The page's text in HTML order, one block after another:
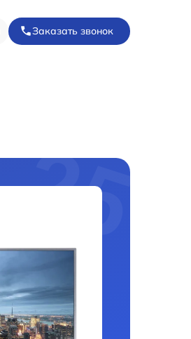
Заказать звонок